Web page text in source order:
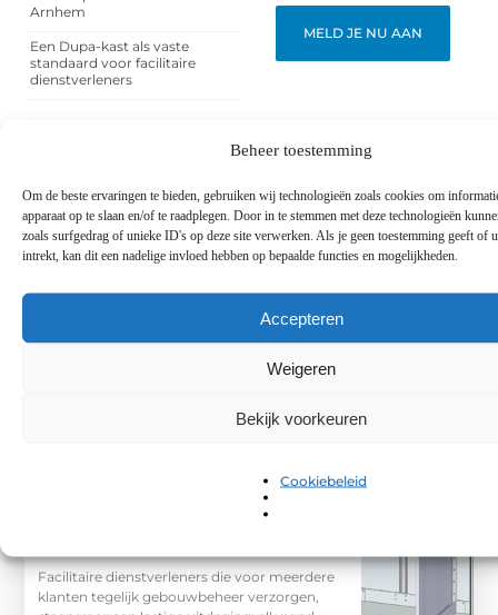
Beheer toestemming
Om de beste ervaringen te bieden, gebruiken wij technologieën zoals cookies om
apparaat op te slaan en/of te raadplegen. Door in te stemmen met deze technologieën
zoals surfgedrag of unieke ID's op deze site verwerken. Als je geen toestemming geeft of
intrekt, kan dit een nadelige invloed hebben op bepaalde functies en mogelijkheden.
Accepteren
Weigeren
Bekijk voorkeuren
Cookiebeleid
Arnhem
Een Dupa-kast als vaste
standaard voor facilitaire
dienstverleners
MELD JE NU AAN
Gerelateerde berichtendie u mogelijk
interesseren.
Een slotenmaker in Rosmalen voor uw
Werkt u als zzp’er vanuit een praktijkruimte
aan huis, dan brengt dat een net iets andere
Facilitaire dienstverleners die voor meerdere
klanten tegelijk gebouwbeheer verzorgen,